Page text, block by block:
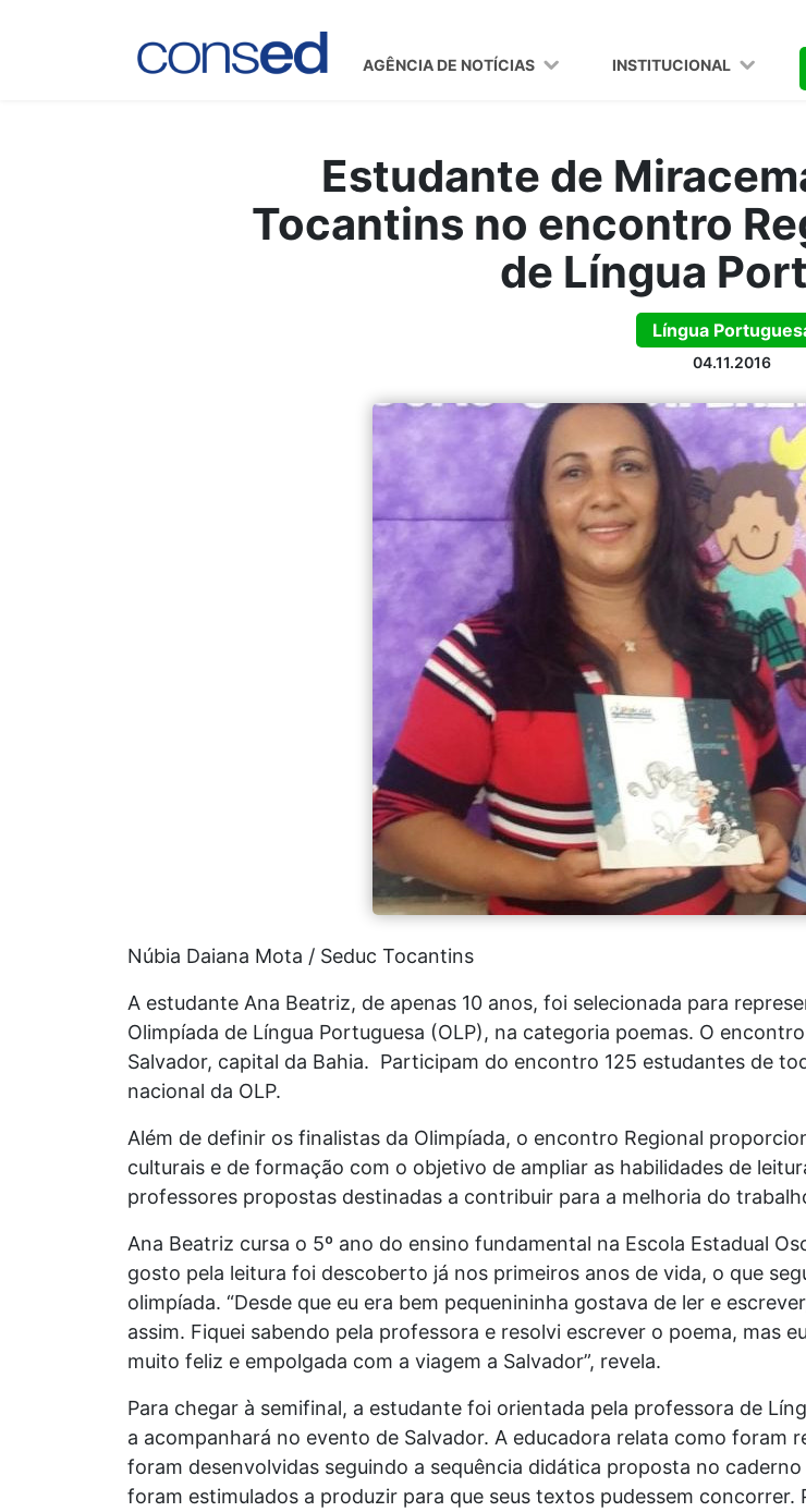
AGÊNCIA DE NOTÍCIAS INSTITUCIONAL
Estudante de
Tocantins no encontro
de Língua
Língua
04.11.2016
Núbia Daiana Mota / Seduc Tocantins
A estudante Ana Beatriz, de apenas 10 anos, foi selecionada para
Olimpíada de Língua Portuguesa (OLP), na categoria poemas. O
Salvador, capital da Bahia. Participam do encontro 125 estudantes de
nacional da OLP.
Além de definir os finalistas da Olimpíada, o encontro Regional
culturais e de formação com o objetivo de ampliar as habilidades de
professores propostas destinadas a contribuir para a melhoria do
Ana Beatriz cursa o 5º ano do ensino fundamental na Escola Estadual
gosto pela leitura foi descoberto já nos primeiros anos de vida, o que
olimpíada. “Desde que eu era bem pequenininha gostava de ler e
assim. Fiquei sabendo pela professora e resolvi escrever o poema, mas
muito feliz e empolgada com a viagem a Salvador”, revela.
Para chegar à semifinal, a estudante foi orientada pela professora de
a acompanhará no evento de Salvador. A educadora relata como foram
foram desenvolvidas seguindo a sequência didática proposta no
foram estimulados a produzir para que seus textos pudessem